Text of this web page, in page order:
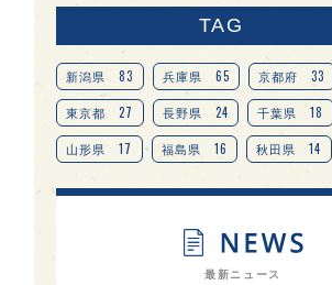
TAG
新潟県 83 兵庫県 65 京都府 33
東京都 27 長野県 24 千葉県 18
山形県 17 福島県 16 秋田県 14
愛知県 14 宮城県 14 岐阜県 13
オピニオンリーダーの視点 9
最新ニュース